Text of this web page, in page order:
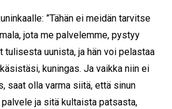
”Tähän ei meidän tarvitse
jota me palvelemme, pystyy
tulisesta uunista, ja hän voi pelastaa
kuningas. Ja vaikka niin ei
saat olla varma siitä, että sinun
ja sitä kultaista patsasta,